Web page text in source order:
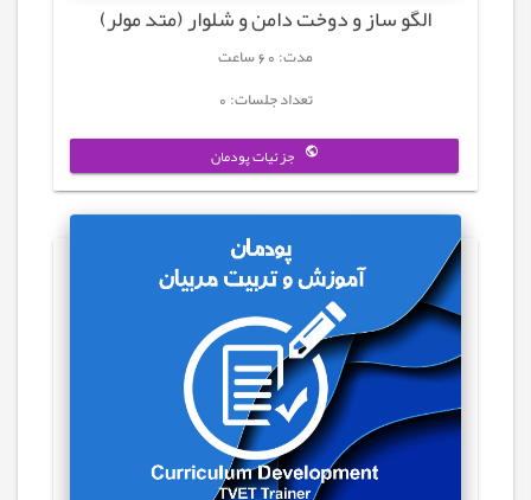
الگو ساز و دوخت دامن و شلوار (متد مولر)
مدت: 60 ساعت
تعداد جلسات: 0
جزئیات پودمان